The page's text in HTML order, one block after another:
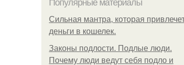
Популярные материалы
Сильная мантра, которая
деньги в кошелек.
Законы подлости. Подлые люди.
Почему люди ведут себя подло и